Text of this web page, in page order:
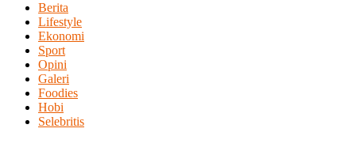
Berita
Lifestyle
Ekonomi
Sport
Opini
Galeri
Foodies
Hobi
Selebritis